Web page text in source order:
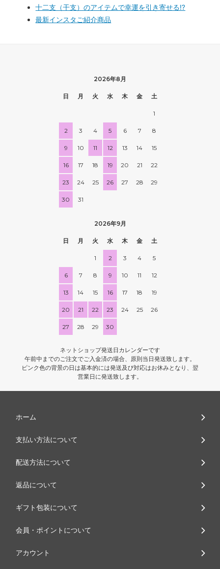
十二支（干支）のアイテムで幸運を引き寄せる!?
最新インスタご紹介商品
2026年8月
日 月 火 水 木 金 土
1
2 3 4 5 6 7 8
9 10 11 12 13 14 15
16 17 18 19 20 21 22
23 24 25 26 27 28 29
30 31
2026年9月
日 月 火 水 木 金 土
1 2 3 4 5
6 7 8 9 10 11 12
13 14 15 16 17 18 19
20 21 22 23 24 25 26
27 28 29 30
ネットショップ発送日カレンダーです
午前中までのご注文でご入金済の場合、原則当日発送致します。
ピンク色の背景の日は基本的には発送及び対応はお休みとなり、翌
営業日に発送致します。
ホーム
支払い方法について
配送方法について
返品について
ギフト包装について
会員・ポイントについて
アカウント